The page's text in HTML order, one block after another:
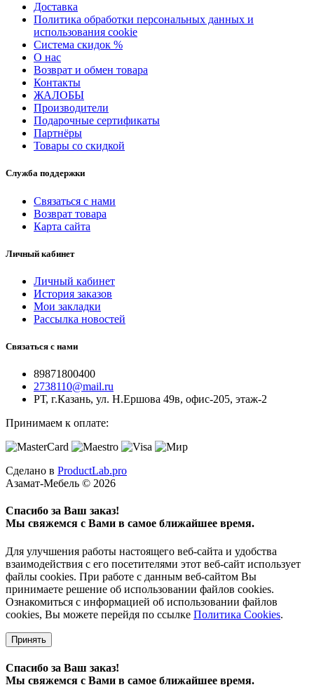
Доставка
Политика обработки персональных данных и
использования cookie
Система скидок %
О нас
Возврат и обмен товара
Контакты
ЖАЛОБЫ
Производители
Подарочные сертификаты
Партнёры
Товары со скидкой
Служба поддержки
Связаться с нами
Возврат товара
Карта сайта
Личный кабинет
Личный кабинет
История заказов
Мои закладки
Рассылка новостей
Связаться с нами
89871800400
2738110@mail.ru
РТ, г.Казань, ул. Н.Ершова 49в, офис-205, этаж-2
Принимаем к оплате:
Сделано в ProductLab.pro
Азамат-Мебель © 2026
Спасибо за Ваш заказ!
Мы свяжемся с Вами в самое ближайшее время.
Для улучшения работы настоящего веб-сайта и удобства
взаимодействия с его посетителями этот веб-сайт использует
файлы cookies. При работе с данным веб-сайтом Вы
принимаете решение об использовании файлов cookies.
Ознакомиться с информацией об использовании файлов
cookies, Вы можете перейдя по ссылке Политика Cookies.
Принять
Спасибо за Ваш заказ!
Мы свяжемся с Вами в самое ближайшее время.